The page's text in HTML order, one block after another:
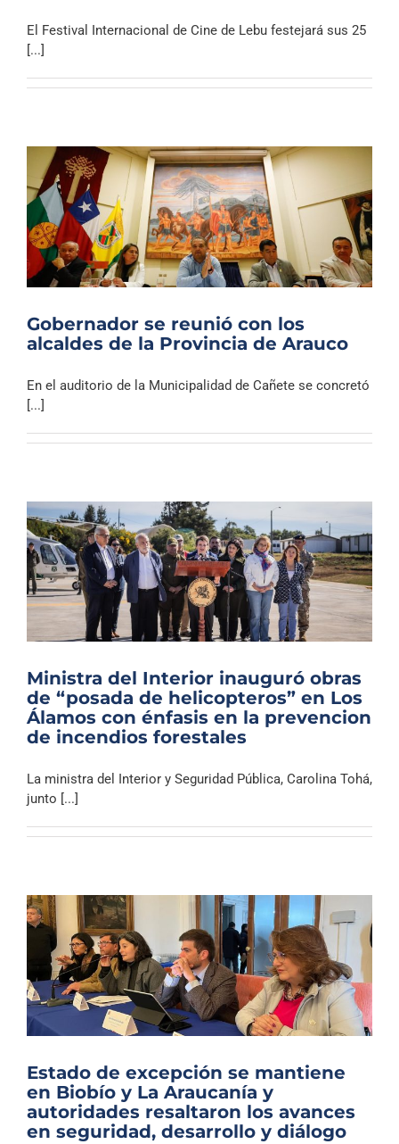
El Festival Internacional de Cine de Lebu festejará sus 25
[...]
Gobernador se reunió con los
alcaldes de la Provincia de Arauco
En el auditorio de la Municipalidad de Cañete se concretó
[...]
Ministra del Interior inauguró obras
de “posada de helicopteros” en Los
Álamos con énfasis en la prevencion
de incendios forestales
La ministra del Interior y Seguridad Pública, Carolina Tohá,
junto [...]
Estado de excepción se mantiene
en Biobío y La Araucanía y
autoridades resaltaron los avances
en seguridad, desarrollo y diálogo